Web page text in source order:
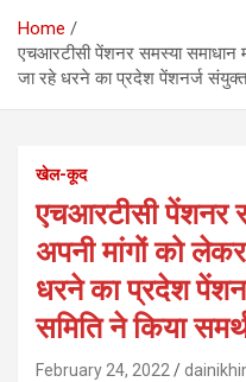
Home
एचआरटीसी पेंशनर समस्या समाधान
जा रहे धरने का प्रदेश पेंशनर्ज
खेल-कूद
एचआरटीसी पेंशनर
अपनी मांगों को
धरने का प्रदेश
समिति ने किया
February 24, 2022